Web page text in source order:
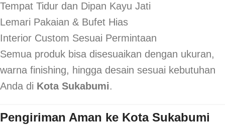
Tempat Tidur dan Dipan Kayu Jati
Lemari Pakaian & Bufet Hias
Interior Custom Sesuai Permintaan
Semua produk bisa disesuaikan dengan ukuran,
warna finishing, hingga desain sesuai kebutuhan
Anda di Kota Sukabumi.
Pengiriman Aman ke Kota Sukabumi